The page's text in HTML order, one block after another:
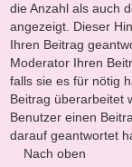
die Anzahl als auch
angezeigt. Dieser
Ihren Beitrag
Moderator Ihren
falls sie es für nötig
Beitrag überarbeitet
Benutzer einen
darauf geantwortet
Nach oben